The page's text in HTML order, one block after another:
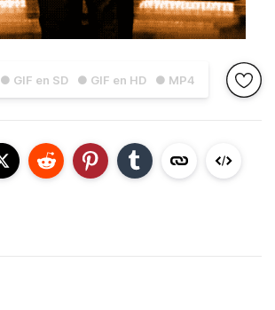
● GIF en SD ● GIF en HD ● MP4